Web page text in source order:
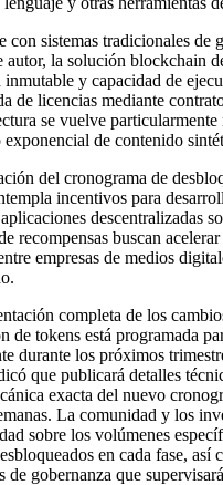
con sistemas tradicionales de
autor, la solución blockchain
y capacidad de
de licencias mediante
se vuelve particularmente
de contenido
del cronograma de
incentivos para
descentralizadas
recompensas buscan
empresas de medios
completa de los
de tokens está programada
durante los próximos
que publicará detalles
exacta del nuevo
La comunidad y los
sobre los volúmenes
en cada fase, así
de gobernanza que